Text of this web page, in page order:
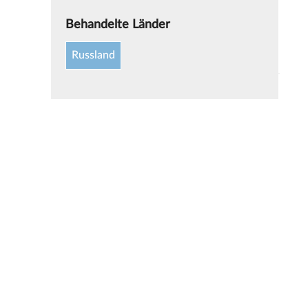
Behandelte Länder
Russland